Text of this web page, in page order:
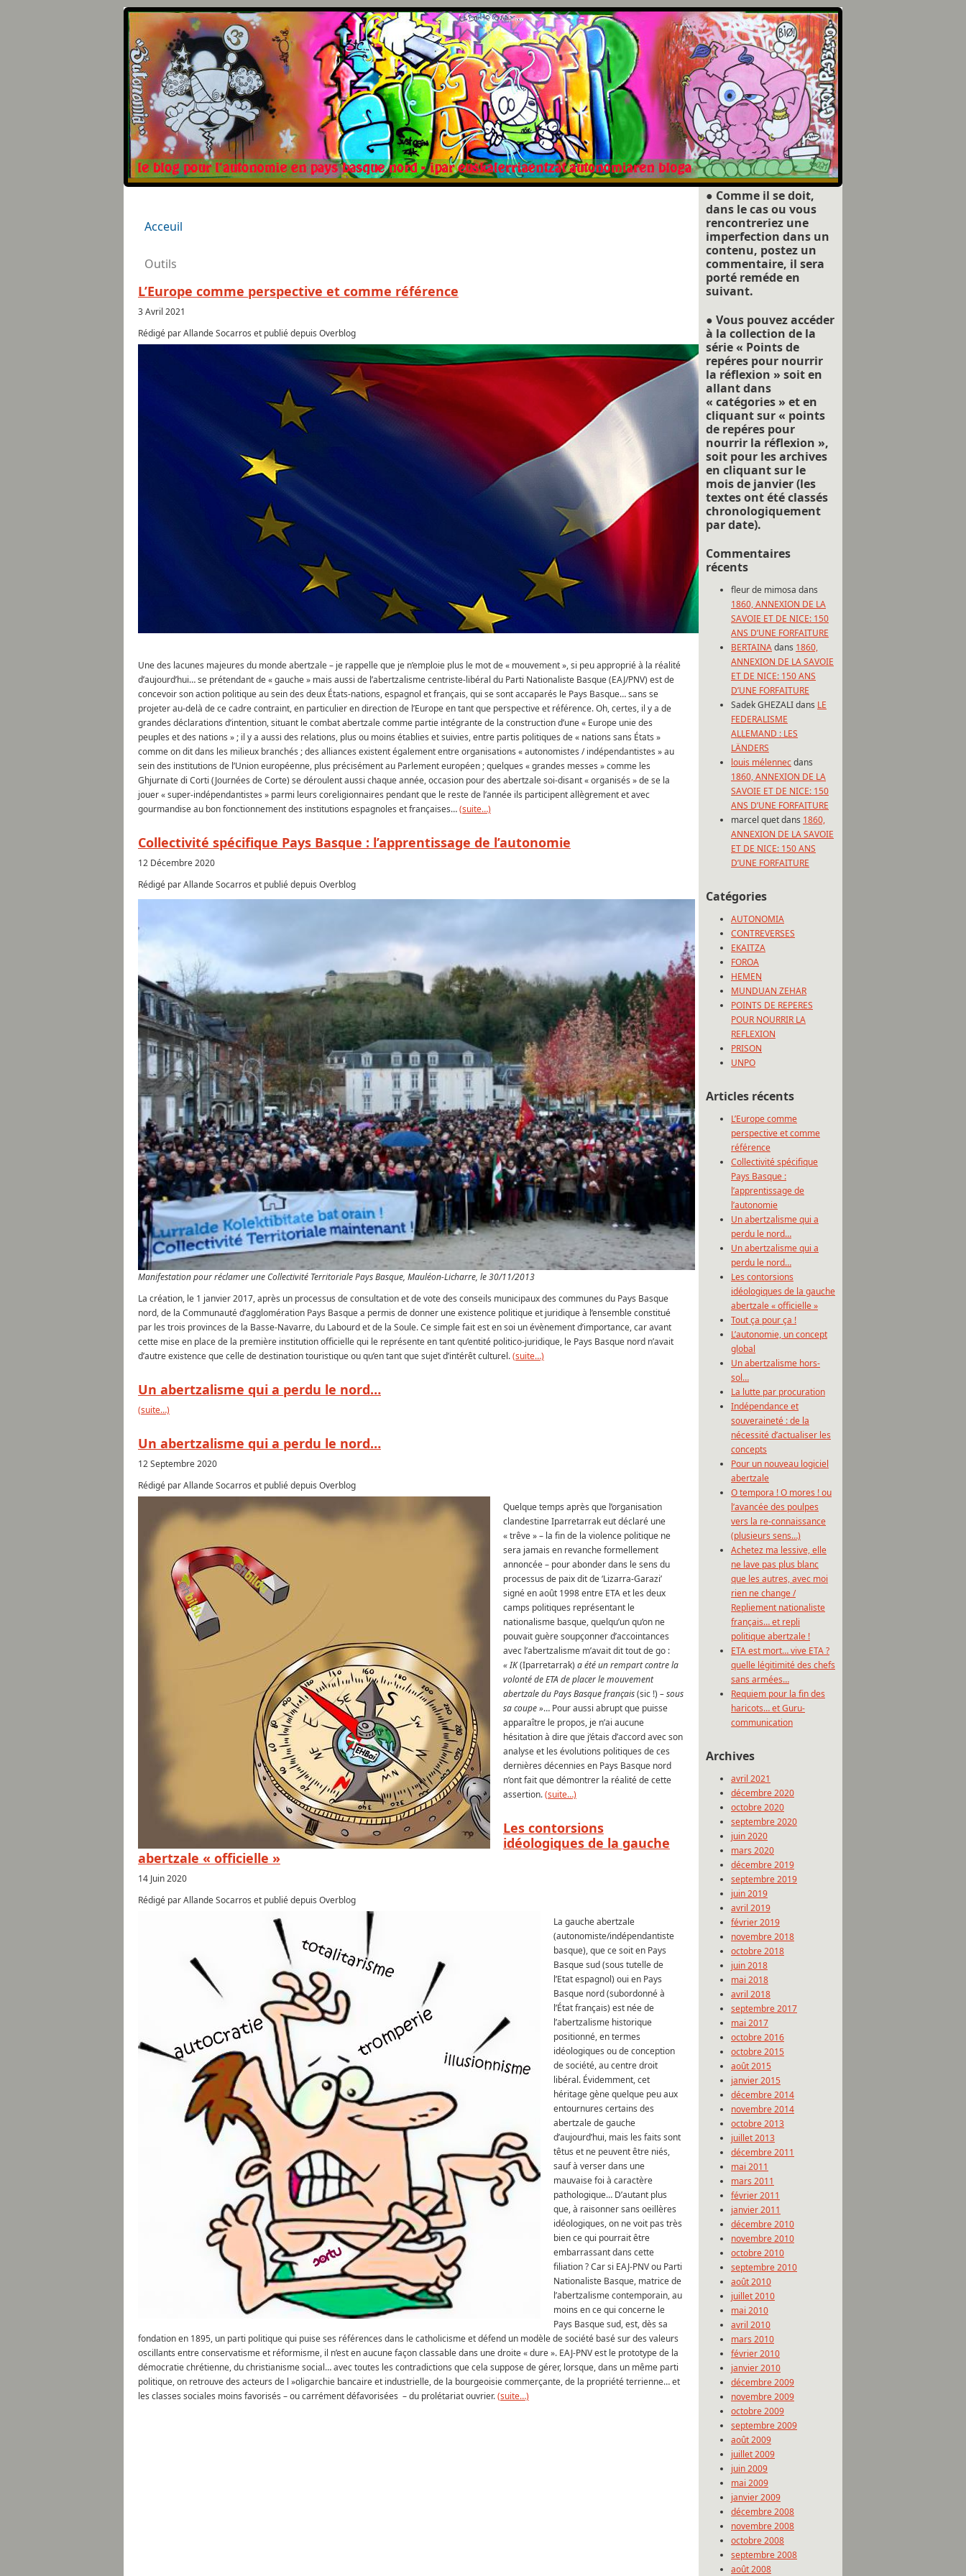
Acceuil
Outils
L’Europe comme perspective et comme référence
3 Avril 2021
Rédigé par Allande Socarros et publié depuis Overblog
Une des lacunes majeures du monde abertzale – je rappelle que je n’emploie plus le mot de « mouvement », si peu approprié à la réalité
d’aujourd’hui… se prétendant de « gauche » mais aussi de l’abertzalisme centriste-libéral du Parti Nationaliste Basque (EAJ/PNV) est de
concevoir son action politique au sein des deux États-nations, espagnol et français, qui se sont accaparés le Pays Basque… sans se
projeter au-delà de ce cadre contraint, en particulier en direction de l’Europe en tant que perspective et référence. Oh, certes, il y a de
grandes déclarations d’intention, situant le combat abertzale comme partie intégrante de la construction d’une « Europe unie des
peuples et des nations » ; il y a aussi des relations, plus ou moins établies et suivies, entre partis politiques de « nations sans États »
comme on dit dans les milieux branchés ; des alliances existent également entre organisations « autonomistes / indépendantistes » au
sein des institutions de l’Union européenne, plus précisément au Parlement européen ; quelques « grandes messes » comme les
Ghjurnate di Corti (Journées de Corte) se déroulent aussi chaque année, occasion pour des abertzale soi-disant « organisés » de se la
jouer « super-indépendantistes » parmi leurs coreligionnaires pendant que le reste de l’année ils participent allègrement et avec
gourmandise au bon fonctionnement des institutions espagnoles et françaises…(suite…)
Collectivité spécifique Pays Basque : l’apprentissage de l’autonomie
12 Décembre 2020
Rédigé par Allande Socarros et publié depuis Overblog
Manifestation pour réclamer une Collectivité Territoriale Pays Basque, Mauléon-Licharre, le 30/11/2013
La création, le 1 janvier 2017, après un processus de consultation et de vote des conseils municipaux des communes du Pays Basque
nord, de la Communauté d’agglomération Pays Basque a permis de donner une existence politique et juridique à l’ensemble constitué
par les trois provinces de la Basse-Navarre, du Labourd et de la Soule. Ce simple fait est en soi un évènement d’importance, car avant
cette mise en place de la première institution officielle qui le représente en tant qu’entité politico-juridique, le Pays Basque nord n’avait
d’autre existence que celle de destination touristique ou qu’en tant que sujet d’intérêt culturel.(suite…)
Un abertzalisme qui a perdu le nord…
(suite…)
Un abertzalisme qui a perdu le nord…
12 Septembre 2020
Rédigé par Allande Socarros et publié depuis Overblog
Quelque temps après que l’organisation
clandestine Iparretarrak eut déclaré une
« trêve » – la fin de la violence politique ne
sera jamais en revanche formellement
annoncée – pour abonder dans le sens du
processus de paix dit de ‘Lizarra-Garazi’
signé en août 1998 entre ETA et les deux
camps politiques représentant le
nationalisme basque, quelqu’un qu’on ne
pouvait guère soupçonner d’accointances
avec l’abertzalisme m’avait dit tout de go :
« IK(Iparretarrak) a été un rempart contre la
volonté de ETA de placer le mouvement
abertzale du Pays Basque français(sic !) – sous
sa coupe »… Pour aussi abrupt que puisse
apparaître le propos, je n’ai aucune
hésitation à dire que j’étais d’accord avec son
analyse et les évolutions politiques de ces
dernières décennies en Pays Basque nord
n’ont fait que démontrer la réalité de cette
assertion.(suite…)
Les contorsions
idéologiques de la gauche
abertzale « officielle »
14 Juin 2020
Rédigé par Allande Socarros et publié depuis Overblog
La gauche abertzale
(autonomiste/indépendantiste
basque), que ce soit en Pays
Basque sud (sous tutelle de
l’Etat espagnol) oui en Pays
Basque nord (subordonné à
l’État français) est née de
l’abertzalisme historique
positionné, en termes
idéologiques ou de conception
de société, au centre droit
libéral. Évidemment, cet
héritage gène quelque peu aux
entournures certains des
abertzale de gauche
d’aujourd’hui, mais les faits sont
têtus et ne peuvent être niés,
sauf à verser dans une
mauvaise foi à caractère
pathologique… D’autant plus
que, à raisonner sans oeillères
idéologiques, on ne voit pas très
bien ce qui pourrait être
embarrassant dans cette
filiation ? Car si EAJ-PNV ou Parti
Nationaliste Basque, matrice de
l’abertzalisme contemporain, au
moins en ce qui concerne le
Pays Basque sud, est, dès sa
fondation en 1895, un parti politique qui puise ses références dans le catholicisme et défend un modèle de société basé sur des valeurs
oscillants entre conservatisme et réformisme, il n’est en aucune façon classable dans une droite « dure ». EAJ-PNV est le prototype de la
démocratie chrétienne, du christianisme social… avec toutes les contradictions que cela suppose de gérer, lorsque, dans un même parti
politique, on retrouve des acteurs de l »oligarchie bancaire et industrielle, de la bourgeoisie commerçante, de la propriété terrienne… et
les classes sociales moins favorisés – ou carrément défavorisées – du prolétariat ouvrier.(suite…)
● Comme il se doit,
dans le cas ou vous
rencontreriez une
imperfection dans un
contenu, postez un
commentaire, il sera
porté reméde en
suivant.
● Vous pouvez accéder
à la collection de la
série « Points de
repéres pour nourrir
la réflexion » soit en
allant dans
« catégories » et en
cliquant sur « points
de repéres pour
nourrir la réflexion »,
soit pour les archives
en cliquant sur le
mois de janvier (les
textes ont été classés
chronologiquement
par date).
Commentaires
récents
fleur de mimosa dans
1860, ANNEXION DE LA
SAVOIE ET DE NICE: 150
ANS D’UNE FORFAITURE
BERTAINAdans 1860,
ANNEXION DE LA SAVOIE
ET DE NICE: 150 ANS
D’UNE FORFAITURE
Sadek GHEZALIdans LE
FEDERALISME
ALLEMAND : LES
LÄNDERS
louis mélennecdans
1860, ANNEXION DE LA
SAVOIE ET DE NICE: 150
ANS D’UNE FORFAITURE
marcel quetdans 1860,
ANNEXION DE LA SAVOIE
ET DE NICE: 150 ANS
D’UNE FORFAITURE
Catégories
AUTONOMIA
CONTREVERSES
EKAITZA
FOROA
HEMEN
MUNDUAN ZEHAR
POINTS DE REPERES
POUR NOURRIR LA
REFLEXION
PRISON
UNPO
Articles récents
L’Europe comme
perspective et comme
référence
Collectivité spécifique
Pays Basque :
l’apprentissage de
l’autonomie
Un abertzalisme qui a
perdu le nord…
Un abertzalisme qui a
perdu le nord…
Les contorsions
idéologiques de la gauche
abertzale « officielle »
Tout ça pour ça !
L’autonomie, un concept
global
Un abertzalisme hors-
sol…
La lutte par procuration
Indépendance et
souveraineté : de la
nécessité d’actualiser les
concepts
Pour un nouveau logiciel
abertzale
O tempora ! O mores ! ou
l’avancée des poulpes
vers la re-connaissance
(plusieurs sens…)
Achetez ma lessive, elle
ne lave pas plus blanc
que les autres, avec moi
rien ne change /
Repliement nationaliste
français… et repli
politique abertzale !
ETA est mort… vive ETA ?
quelle légitimité des chefs
sans armées…
Requiem pour la fin des
haricots… et Guru-
communication
Archives
avril 2021
décembre 2020
octobre 2020
septembre 2020
juin 2020
mars 2020
décembre 2019
septembre 2019
juin 2019
avril 2019
février 2019
novembre 2018
octobre 2018
juin 2018
mai 2018
avril 2018
septembre 2017
mai 2017
octobre 2016
octobre 2015
août 2015
janvier 2015
décembre 2014
novembre 2014
octobre 2013
juillet 2013
décembre 2011
mai 2011
mars 2011
février 2011
janvier 2011
décembre 2010
novembre 2010
octobre 2010
septembre 2010
août 2010
juillet 2010
mai 2010
avril 2010
mars 2010
février 2010
janvier 2010
décembre 2009
novembre 2009
octobre 2009
septembre 2009
août 2009
juillet 2009
juin 2009
mai 2009
janvier 2009
décembre 2008
novembre 2008
octobre 2008
septembre 2008
août 2008